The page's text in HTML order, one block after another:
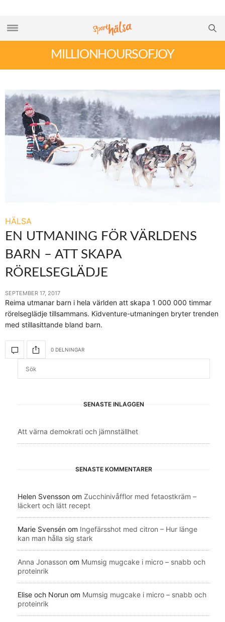
MILLIONHOURSOFJOY
HÄLSA
EN UTMANING FÖR VÄRLDENS
BARN – ATT SKAPA
RÖRELSEGLÄDJE
SEPTEMBER 17, 2017
Reima utmanar barn i hela världen att skapa 1 000 000 timmar
rörelseglädje tillsammans. Kidventure-utmaningen bryter trenden
med stillasittande bland barn.
0 DELNINGAR
SENASTE INLÄGGEN
Att värna demokrati och jämnställhet
SENASTE KOMMENTARER
Helen Svensson om Zucchinivåfflor med fetaostkräm –
läckert och lätt recept
Marie Svensén om Ingefärsshot med citron – Hur länge
kan man hålla sig stark
Anna Jonasson om Mumsig mugcake i micro – snabb och
proteinrik
Elise och Norun om Mumsig mugcake i micro – snabb och
proteinrik